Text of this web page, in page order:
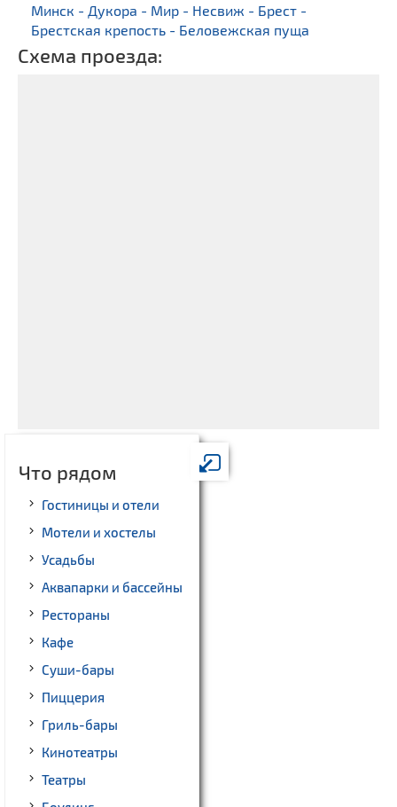
Минск - Дукора - Мир - Несвиж - Брест -
Брестская крепость - Беловежская пуща
Схема проезда:
Что рядом
Гостиницы и отели
Мотели и хостелы
Усадьбы
Аквапарки и бассейны
Рестораны
Кафе
Суши-бары
Пиццерия
Гриль-бары
Кинотеатры
Театры